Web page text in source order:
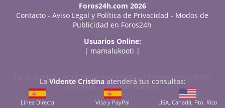
Foros24h.com 2026
Contacto -Aviso Legal y Política de Privacidad - Modos de
Publicidad en Foros24h
Usuarios Online:
| mamalukooti |
Tarot sí o no: cómo hacer una tirada-
20 Amarres de Amor
Efectivos-Videntes Buenas
La Vidente Cristinaatenderá tus consultas:
Línea Directa
Visa y PayPal
USA, Canadá, Pto. Rico